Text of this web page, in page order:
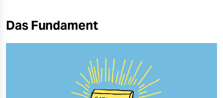
Das Fundament